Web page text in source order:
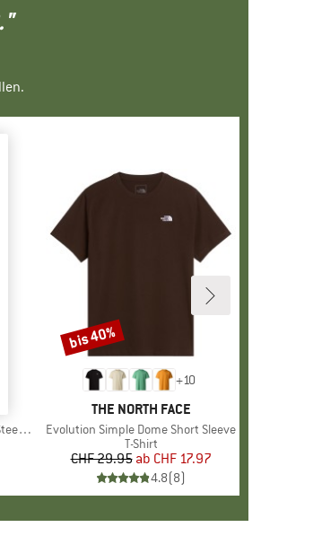
500
+10
MARKE
THE NORTH FACE
Artikel
Evolution Simple Dome Short Sleeve
Produktgruppe
T-Shirt
Preis
CHF 29.95 reduzierter Preis
ab CHF 17.97
4.8(8)
Rabatt
bis 40%